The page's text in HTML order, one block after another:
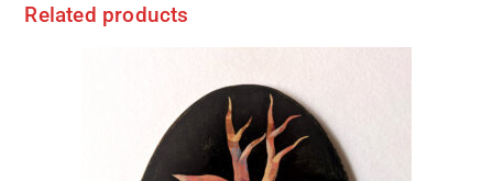
Related products